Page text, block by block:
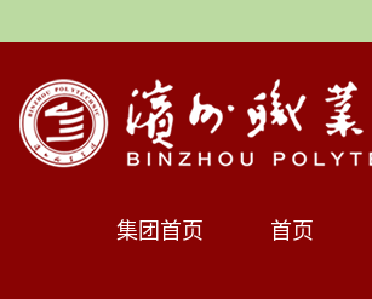
集团首页 首页